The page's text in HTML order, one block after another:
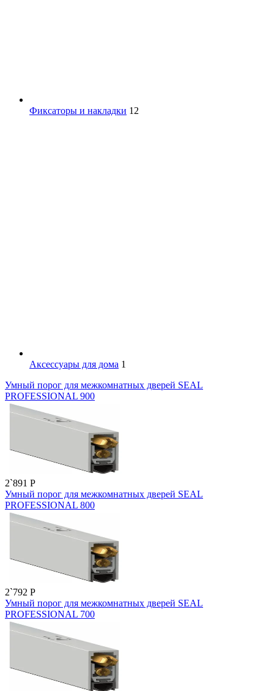
Фиксаторы и накладки 12
Аксессуары для дома 1
Умный порог для межкомнатных дверей SEAL
PROFESSIONAL 900
2`891 P
Умный порог для межкомнатных дверей SEAL
PROFESSIONAL 800
2`792 P
Умный порог для межкомнатных дверей SEAL
PROFESSIONAL 700